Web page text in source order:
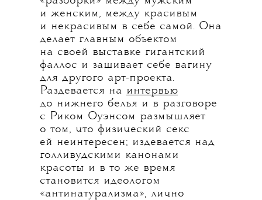
и женским, между красивым
и некрасивым в себе самой. Она
делает главным объектом
на своей выставке гигантский
фаллос и зашивает себе вагину
для другого арт-проекта.
Раздевается на интервью
до нижнего белья и в разговоре
с Риком Оуэнсом размышляет
о том, что физический секс
ей неинтересен; издевается над
голливудскими канонами
красоты и в то же время
становится идеологом
«антинатурализма», лично